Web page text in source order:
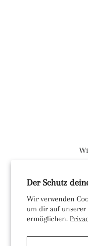
Der Schutz
Wir verwenden
um dir auf unserer
ermöglichen.
©